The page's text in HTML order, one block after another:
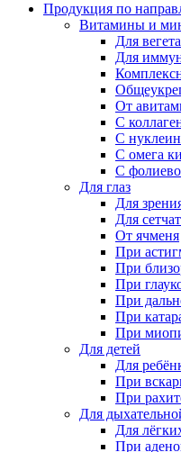
Продукция по
Витамины и
Для
Для
От
С
С
С омега
С
Для глаз
Для
Для
От ячменя
При
При
При
При
При
При
Для детей
Для
При
При
Для
Для
При